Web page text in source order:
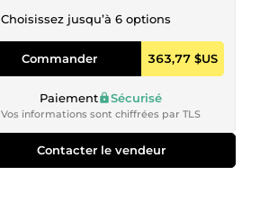
Choisissez jusqu’à 6 options
Commander 363,77 $US
Paiement Sécurisé
Vos informations sont chiffrées par TLS
Contacter le vendeur